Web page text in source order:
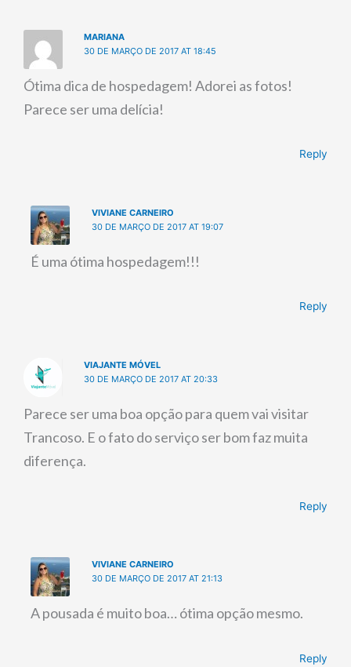
MARIANA
30 DE MARÇO DE 2017 AT 18:45
Ótima dica de hospedagem! Adorei as fotos!
Parece ser uma delícia!
Reply
VIVIANE CARNEIRO
30 DE MARÇO DE 2017 AT 19:07
É uma ótima hospedagem!!!
Reply
VIAJANTE MÓVEL
30 DE MARÇO DE 2017 AT 20:33
Parece ser uma boa opção para quem vai visitar
Trancoso. E o fato do serviço ser bom faz muita
diferença.
Reply
VIVIANE CARNEIRO
30 DE MARÇO DE 2017 AT 21:13
A pousada é muito boa… ótima opção mesmo.
Reply